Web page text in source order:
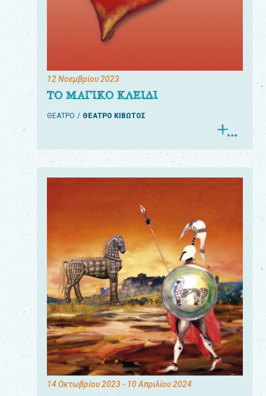
12 Νοεμβρίου 2023
ΤΟ ΜΑΓΙΚΟ ΚΛΕΙΔΙ
ΘΕΑΤΡΟ ΘΕΑΤΡΟ ΚΙΒΩΤΟΣ
14 Οκτωβρίου 2023- 10 Απριλίου 2024